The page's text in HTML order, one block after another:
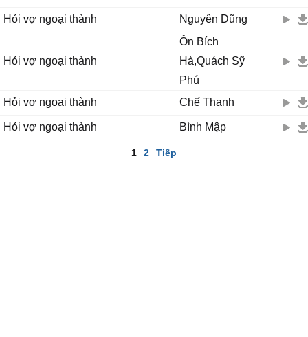
Hỏi vợ ngoại thành Nguyên Dũng
Hỏi vợ ngoại thành
Ôn Bích
Hà,Quách Sỹ
Phú
Hỏi vợ ngoại thành
Chế Thanh
Hỏi vợ ngoại thành Bình Mập
1 2 Tiếp